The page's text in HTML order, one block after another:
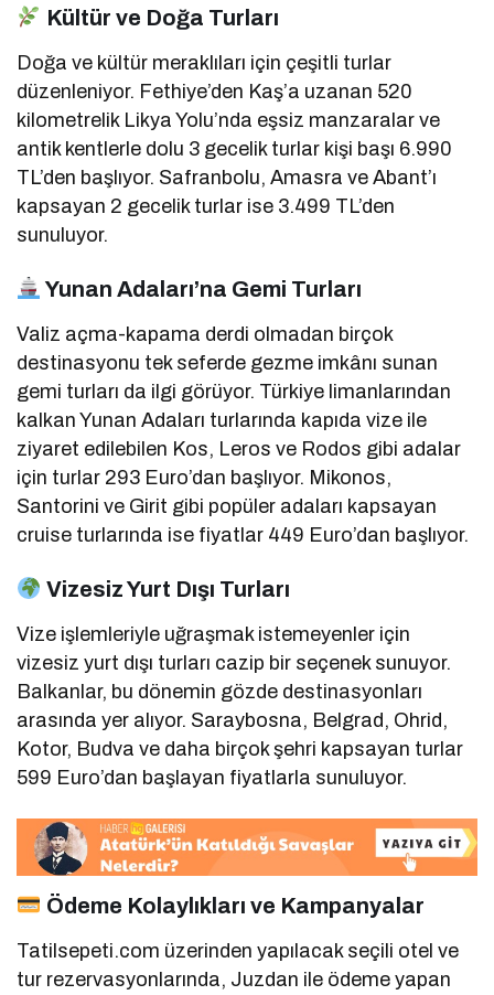
Kültür ve Doğa Turları
Doğa ve kültür meraklıları için çeşitli turlar
düzenleniyor. Fethiye’den Kaş’a uzanan 520
kilometrelik Likya Yolu’nda eşsiz manzaralar ve
antik kentlerle dolu 3 gecelik turlar kişi başı 6.990
TL’den başlıyor. Safranbolu, Amasra ve Abant’ı
kapsayan 2 gecelik turlar ise 3.499 TL’den
sunuluyor.
Yunan Adaları’na Gemi Turları
Valiz açma-kapama derdi olmadan birçok
destinasyonu tek seferde gezme imkânı sunan
gemi turları da ilgi görüyor. Türkiye limanlarından
kalkan Yunan Adaları turlarında kapıda vize ile
ziyaret edilebilen Kos, Leros ve Rodos gibi adalar
için turlar 293 Euro’dan başlıyor. Mikonos,
Santorini ve Girit gibi popüler adaları kapsayan
cruise turlarında ise fiyatlar 449 Euro’dan başlıyor.
Vizesiz Yurt Dışı Turları
Vize işlemleriyle uğraşmak istemeyenler için
vizesiz yurt dışı turları cazip bir seçenek sunuyor.
Balkanlar, bu dönemin gözde destinasyonları
arasında yer alıyor. Saraybosna, Belgrad, Ohrid,
Kotor, Budva ve daha birçok şehri kapsayan turlar
599 Euro’dan başlayan fiyatlarla sunuluyor.
Ödeme Kolaylıkları ve Kampanyalar
Tatilsepeti.com üzerinden yapılacak seçili otel ve
tur rezervasyonlarında, Juzdan ile ödeme yapan